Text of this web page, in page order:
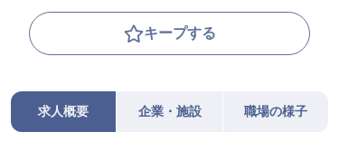
キープする
求人概要 企業・施設 職場の様子